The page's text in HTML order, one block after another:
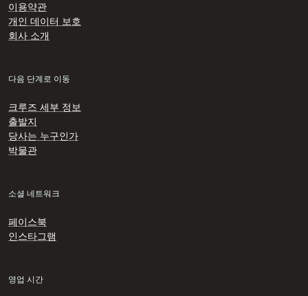
이용약관
개인 데이터 보호
회사 소개
다음 단계로 이동
크루즈 세부 정보
출발지
당사는 누구인가
박물관
소셜 네트워크
페이스북
인스타그램
영업 시간